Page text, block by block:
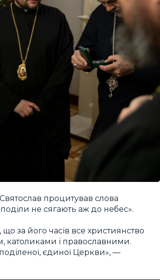
процитував слова
не сягають аж до небес».
за його часів все християнство
католиками і православними.
єдиної Церкви», —